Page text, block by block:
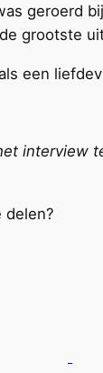
geroerd
grootste
een
interview
delen?